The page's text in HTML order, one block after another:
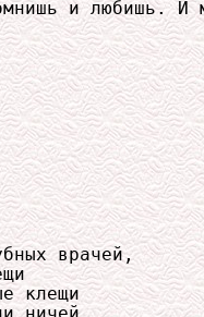
врачей,
клещи